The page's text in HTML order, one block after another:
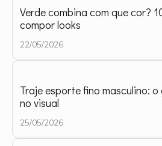
Verde combina com que cor?
compor looks
22/05/2026
Traje esporte fino masculino:
no visual
25/05/2026